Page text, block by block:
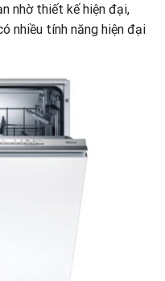
nhờ thiết kế hiện đại,
nhiều tính năng hiện đại